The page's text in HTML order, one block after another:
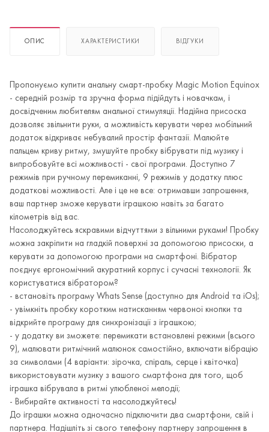
ОПИС ХАРАКТЕРИСТИКИ ВІДГУКИ
Пропонуємо купити анальну смарт-пробку Magic Motion Equinox
- середній розмір та зручна форма підійдуть і новачкам, і
досвідченим любителям анальної стимуляції. Надійна присоска
дозволяє звільнити руки, а можливість керувати через мобільний
додаток відкриває небувалий простір фантазії. Малюйте
пальцем криву ритму, змушуйте пробку вібрувати під музику і
випробовуйте всі можливості - свої програми. Доступно 7
режимів при ручному перемиканні, 9 режимів у додатку плюс
додаткові можливості. Але і це не все: отримавши запрошення,
ваш партнер зможе керувати іграшкою навіть за багато
кілометрів від вас.
Насолоджуйтесь яскравими відчуттями з вільними руками! Пробку
можна закріпити на гладкій поверхні за допомогою присоски, а
керувати за допомогою програми на смартфоні. Вібратор
поєднує ергономічний акуратний корпус і сучасні технології. Як
користуватися вібратором?
- встановіть програму Whats Sense (доступно для Android та iOs);
- увімкніть пробку коротким натисканням червоної кнопки та
відкрийте програму для синхронізації з іграшкою;
- у додатку ви зможете: перемикати встановлені режими (всього
9), малювати ритмічний малюнок самостійно, включати вібрацію
за символами (4 варіанти: зірочка, спіраль, серце і квіточка)
використовувати музику з вашого смартфона для того, щоб
іграшка вібрувала в ритмі улюбленої мелодії;
- Вибирайте активності та насолоджуйтесь!
До іграшки можна одночасно підключити два смартфони, свій і
партнера. Надішліть зі свого телефону партнеру запрошення в